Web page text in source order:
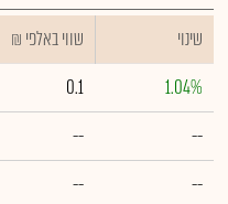
שינוי ₪ שווי באלפי
1.04%
0.1
--
--
--
--